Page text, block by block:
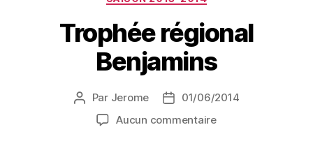
Trophée régional
Benjamins
Par Jerome
01/06/2014
Aucun commentaire